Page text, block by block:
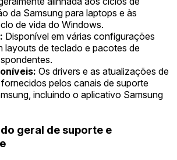
da Samsung para laptops e às
de vida do Windows.
Disponível em várias configurações
layouts de teclado e pacotes de
Os drivers e as atualizações de
pelos canais de suporte
incluindo o aplicativo Samsung
geral de suporte e